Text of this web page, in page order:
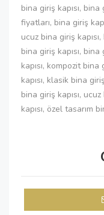
bina giriş kapısı, bina
fiyatları, bina giriş
ucuz bina giriş
bina giriş kapısı,
kapısı, kompozit bina
kapısı, klasik bina
bina giriş kapısı,
kapısı, özel tasarım